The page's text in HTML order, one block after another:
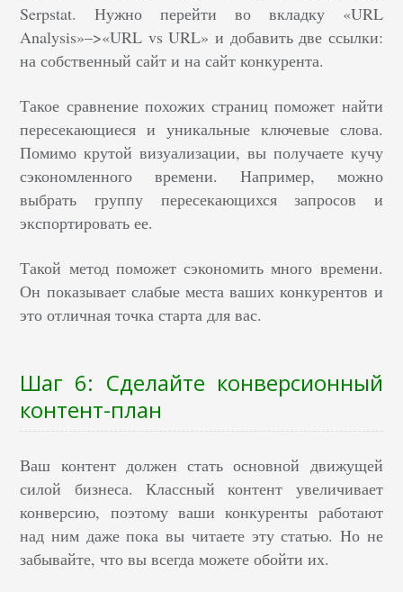
Serpstat. Нужно перейти во вкладку «URL
Analysis»–>«URL vs URL» и добавить две ссылки:
на собственный сайт и на сайт конкурента.
Такое сравнение похожих страниц поможет найти
пересекающиеся и уникальные ключевые слова.
Помимо крутой визуализации, вы получаете кучу
сэкономленного времени. Например, можно
выбрать группу пересекающихся запросов и
экспортировать ее.
Такой метод поможет сэкономить много времени.
Он показывает слабые места ваших конкурентов и
это отличная точка старта для вас.
Шаг 6: Сделайте конверсионный
контент-план
Ваш контент должен стать основной движущей
силой бизнеса. Классный контент увеличивает
конверсию, поэтому ваши конкуренты работают
над ним даже пока вы читаете эту статью. Но не
забывайте, что вы всегда можете обойти их.